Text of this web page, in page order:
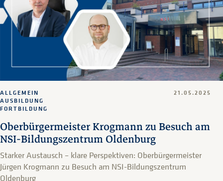
Oberbürgermeister Krogmann zu Besuch am
NSI-Bildungszentrum Oldenburg
ALLGEMEIN
AUSBILDUNG
FORTBILDUNG
21.05.2025
Starker Austausch – klare Perspektiven: Oberbürgermeister
Jürgen Krogmann zu Besuch am NSI-Bildungszentrum
Oldenburg